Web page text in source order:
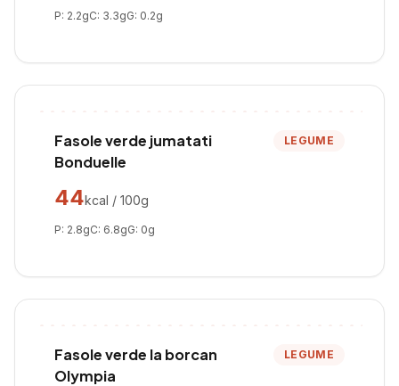
P: 2.2gC: 3.3gG: 0.2g
Fasole verde jumatati
Bonduelle
LEGUME
44kcal / 100g
P: 2.8gC: 6.8gG: 0g
Fasole verde la borcan
Olympia
LEGUME